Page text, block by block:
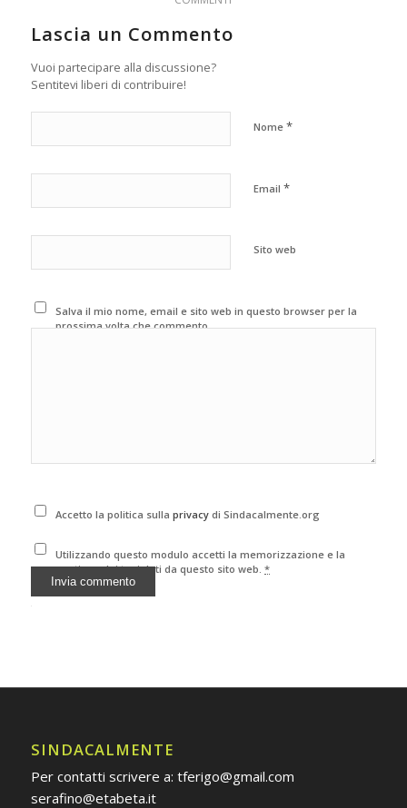
Lascia un Commento
Vuoi partecipare alla discussione?
Sentitevi liberi di contribuire!
Nome *
Email *
Sito web
Salva il mio nome, email e sito web in questo browser per la
prossima volta che commento.
Accetto la politica sullaprivacydi Sindacalmente.org
Utilizzando questo modulo accetti la memorizzazione e la
gestione dei tuoi dati da questo sito web.*
SINDACALMENTE
Per contatti scrivere a: tferigo@gmail.com
serafino@etabeta.it